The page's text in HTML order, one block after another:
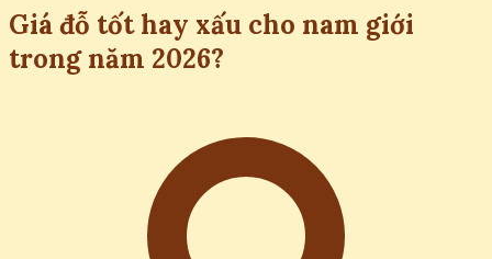
Giá đỗ tốt hay xấu cho nam giới
trong năm 2026?